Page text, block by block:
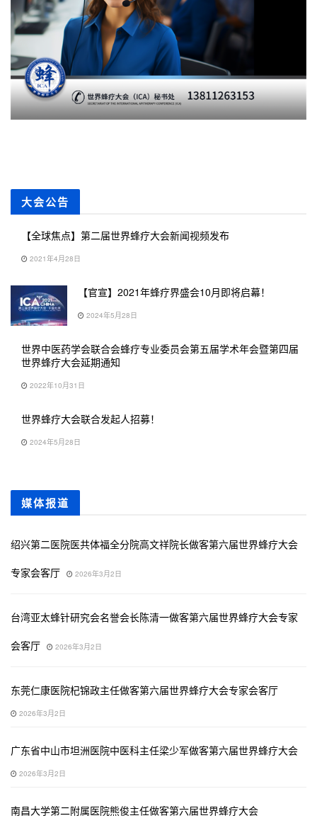
大会公告
【全球焦点】第二届世界蜂疗大会新闻视频发布
2021年4月28日
【官宣】2021年蜂疗界盛会10月即将启幕！
2024年5月28日
世界中医药学会联合会蜂疗专业委员会第五届学术年会暨第四届
世界蜂疗大会延期通知
2022年10月31日
世界蜂疗大会联合发起人招募！
2024年5月28日
媒体报道
绍兴第二医院医共体福全分院高文祥院长做客第六届世界蜂疗大会
专家会客厅
2026年3月2日
台湾亚太蜂针研究会名誉会长陈清一做客第六届世界蜂疗大会专家
会客厅
2026年3月2日
东莞仁康医院杞锦政主任做客第六届世界蜂疗大会专家会客厅
2026年3月2日
广东省中山市坦洲医院中医科主任梁少军做客第六届世界蜂疗大会
2026年3月2日
南昌大学第二附属医院熊俊主任做客第六届世界蜂疗大会